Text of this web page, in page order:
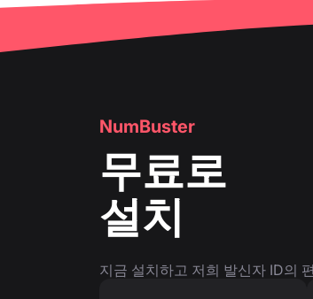
👤전화번호 페이지
NumBuster
무료로
설치
지금 설치하고 저희 발신자 ID의